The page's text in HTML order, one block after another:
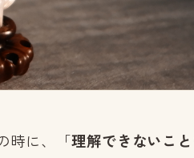
時に、「理解できないこ